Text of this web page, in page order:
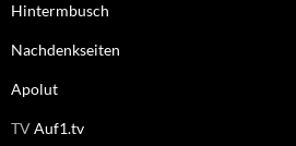
Hintermbusch
Nachdenkseiten
Apolut
TVAuf1.tv